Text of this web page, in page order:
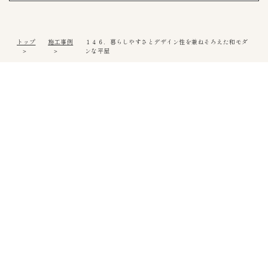
トップ 施工事例
１４６．暮らしやすさとデザイン性を兼ねそろえた和モダ
ンな平屋